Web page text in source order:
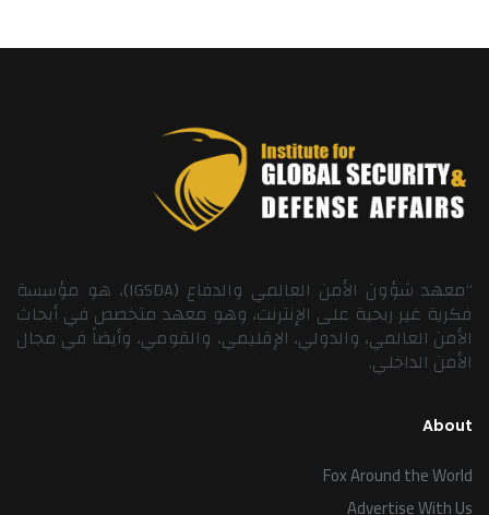
“معهد شؤون الأمن العالمي والدفاع (IGSDA)، هو مؤسسة
فكرية غير ربحية على الإنترنت، وهو معهد متخصص في أبحاث
الأمن العالمي، والدولي، الإقليمي، والقومي، وأيضاً في مجال
الأمن الداخلي.
About
Fox Around the World
Advertise With Us